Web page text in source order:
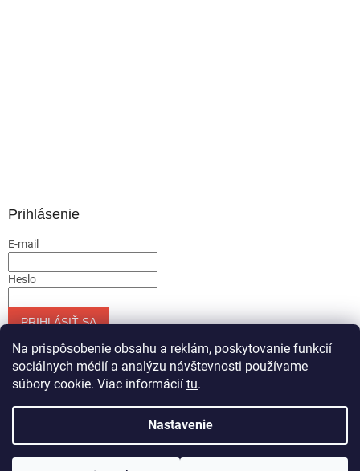
Na prispôsobenie obsahu a reklám, poskytovanie funkcií
sociálnych médií a analýzu návštevnosti používame
súbory cookie. Viac informácií tu.
Nastavenie
Prihlásenie
E-mail
Heslo
PRIHLÁSIŤ SA
Nová registráciaZabudnuté heslo
Servis-runar sro